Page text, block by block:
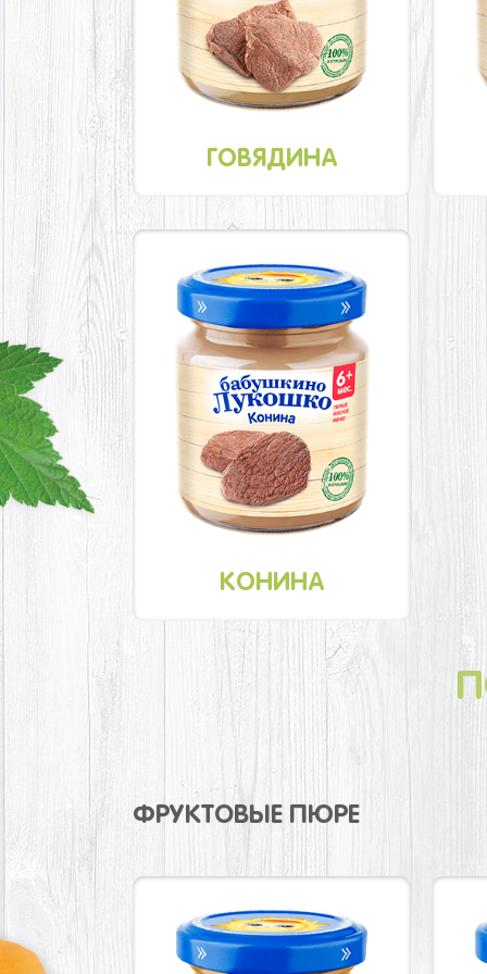
ГОВЯДИНА
КОНИНА
ФРУКТОВЫЕ ПЮРЕ